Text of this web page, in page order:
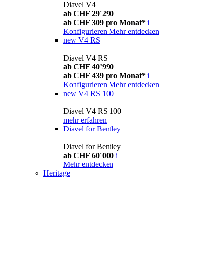
Diavel V4
ab CHF 29´290
ab CHF 309 pro Monat* i
Konfigurieren Mehr entdecken
new V4 RS
Diavel V4 RS
ab CHF 40’990
ab CHF 439 pro Monat* i
Konfigurieren Mehr entdecken
new V4 RS 100
Diavel V4 RS 100
mehr erfahren
Diavel for Bentley
Diavel for Bentley
ab CHF 60´000 i
Mehr entdecken
Heritage